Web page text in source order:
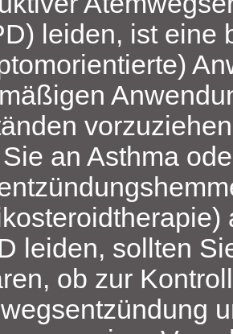
leiden, ist eine
an Asthma
leiden, sollten
ob zur